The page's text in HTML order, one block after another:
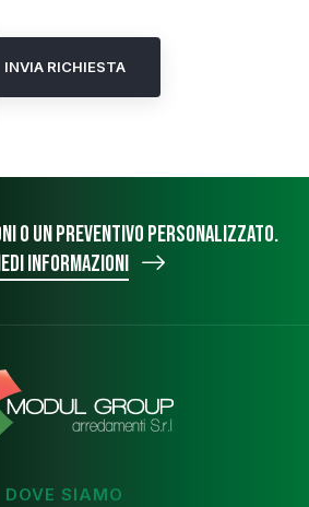
INVIA RICHIESTA
o un preventivo personalizzato.
informazioni
DOVE SIAMO